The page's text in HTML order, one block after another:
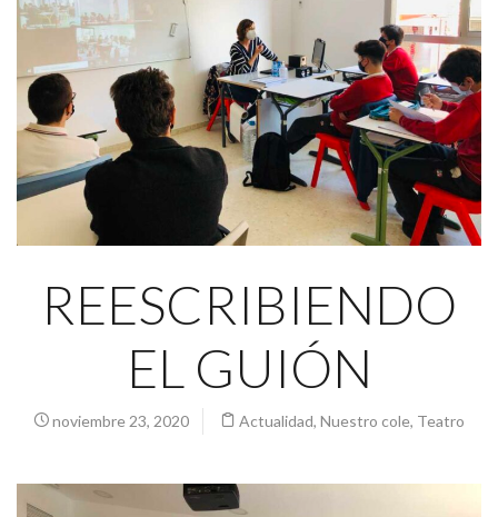
REESCRIBIENDO
EL GUIÓN
noviembre 23, 2020 Actualidad, Nuestro cole, Teatro